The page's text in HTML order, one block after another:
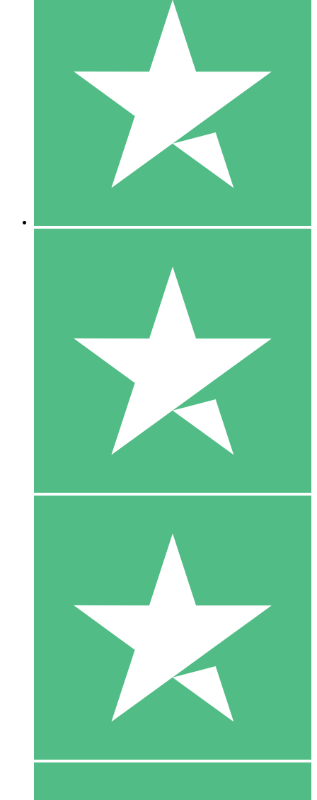
Individuelle Credit-Pakete
Zahlen Sie nach Bedarf mit Download-Credits. Keine
monatliche Verpflichtung erforderlich.
10 00
10 Downloads
20 00